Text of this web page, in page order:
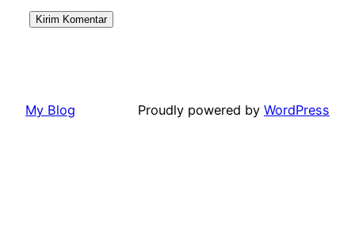
My Blog Proudly powered by WordPress